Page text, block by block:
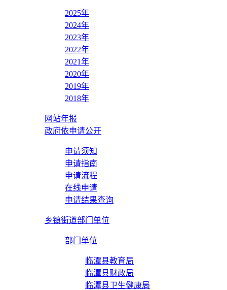
2025年
2024年
2023年
2022年
2021年
2020年
2019年
2018年
网站年报
政府依申请公开
申请须知
申请指南
申请流程
在线申请
申请结果查询
乡镇街道部门单位
部门单位
临潭县教育局
临潭县财政局
临潭县卫生健康局